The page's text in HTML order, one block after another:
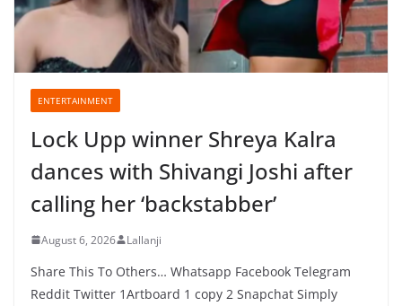
ENTERTAINMENT
Lock Upp winner Shreya Kalra
dances with Shivangi Joshi after
calling her ‘backstabber’
August 6, 2026 Lallanji
Share This To Others… Whatsapp Facebook Telegram
Reddit Twitter 1Artboard 1 copy 2 Snapchat Simply